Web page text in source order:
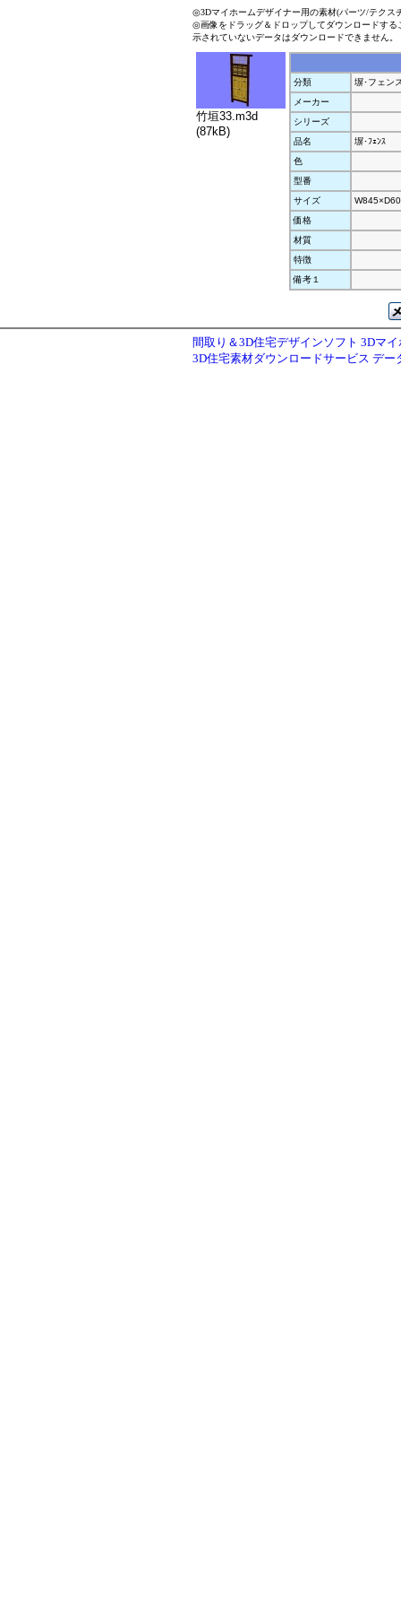
◎3Dマイホームデザイナー用の素材(パーツ/テクス
◎画像をドラッグ＆ドロップしてダウンロードす
示されていないデータはダウンロードできません。
竹垣33.m3d
(87kB)
分類
塀･フェン
メーカー
シリーズ
品名
塀･ﾌｪﾝｽ
色
型番
サイズ
価格
材質
特徴
備考１
間取り＆3D住宅デザインソフト 3Dマ
3D住宅素材ダウンロードサービス デー